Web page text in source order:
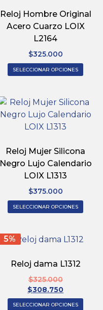
Reloj Hombre Original
Acero Cuarzo LOIX
L2164
$325.000
SELECCIONAR OPCIONES
Reloj Mujer Silicona
Negro Lujo Calendario
LOIX L1313
$375.000
SELECCIONAR OPCIONES
5%
Reloj dama L1312
$325.000
$308.750
SELECCIONAR OPCIONES